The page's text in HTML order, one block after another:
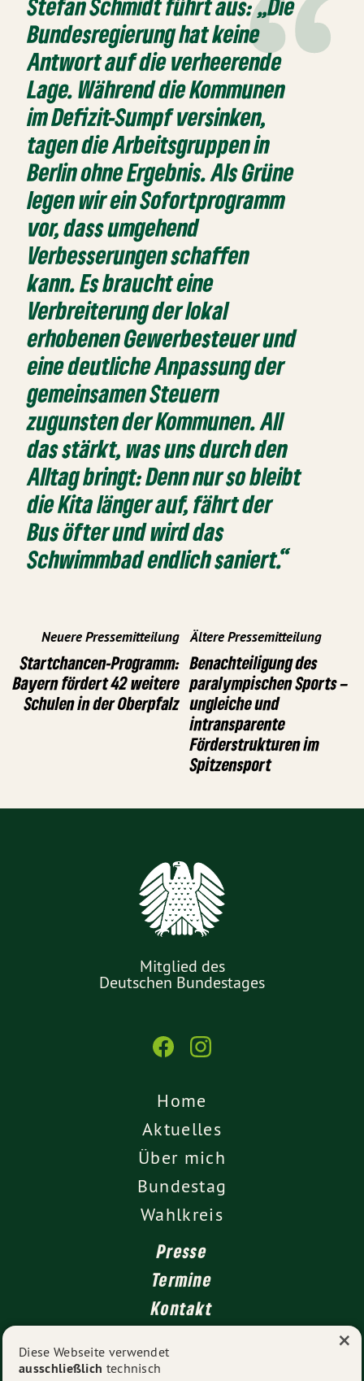
Stefan Schmidt führt aus:‌‌„Die
Bundesregierung hat keine
Antwort auf die verheerende
Lage. Während die Kommunen
im Defizit-Sumpf versinken,
tagen die Arbeitsgruppen in
Berlin ohne Ergebnis. Als Grüne
legen wir ein Sofortprogramm
vor, dass umgehend
Verbesserungen schaffen
kann. Es braucht eine
Verbreiterung der lokal
erhobenen Gewerbesteuer und
eine deutliche Anpassung der
gemeinsamen Steuern
zugunsten der Kommunen. All
das stärkt, was uns durch den
Alltag bringt: Denn nur so bleibt
die Kita länger auf, fährt der
Bus öfter und wird das
Schwimmbad endlich saniert.“
Neuere Pressemitteilung
Startchancen-Programm:
Bayern fördert 42 weitere
Schulen in der Oberpfalz
Ältere Pressemitteilung
Benachteiligung des
paralympischen Sports –
ungleiche und
intransparente
Förderstrukturen im
Spitzensport
Mitglied des
Deutschen Bundestages
Home
Aktuelles
Über mich
Bundestag
Wahlkreis
Presse
Termine
Kontakt
Impressum
Diese Webseite verwendet
ausschließlich technisch
×